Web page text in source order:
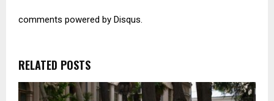
comments powered by Disqus.
RELATED POSTS